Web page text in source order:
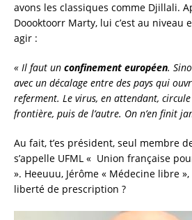
avons les classiques comme Djillali.
Doooktoorr Marty, lui c’est au niveau
agir :
« Il faut un confinement européen.
avec un décalage entre des pays qui
referment. Le virus, en attendant, circule
frontière, puis de l’autre. On n’en finit
Au fait, t’es président, seul membre
s’appelle UFML « Union française
». Heeuuu, Jérôme « Médecine libre
liberté de prescription ?